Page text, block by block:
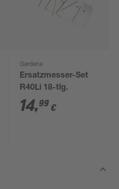
Gardena
Ersatzmesser-Set
R40Li 18-tlg.
14,99 €